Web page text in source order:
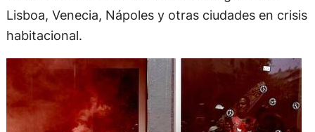
Lisboa, Venecia, Nápoles y otras ciudades en crisis
habitacional.